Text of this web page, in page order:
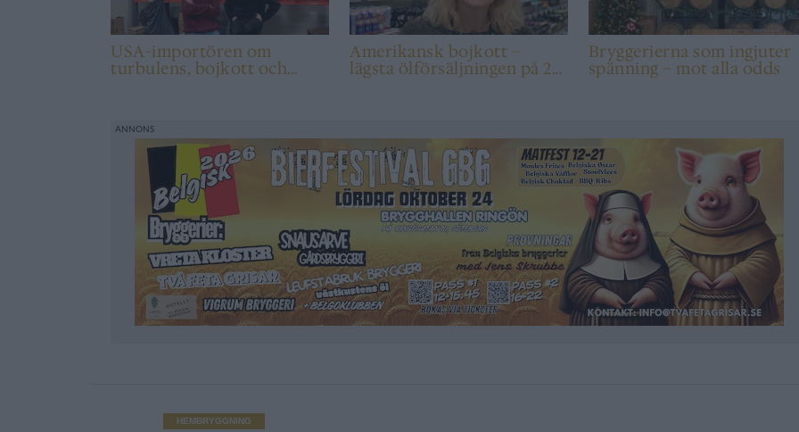
USA-importören om
turbulens, bojkott och
Amerikansk bojkott –
lägsta ölförsäljningen på 20
Bryggerierna som ingjuter
spänning – mot alla odds
HEMBRYGGNING